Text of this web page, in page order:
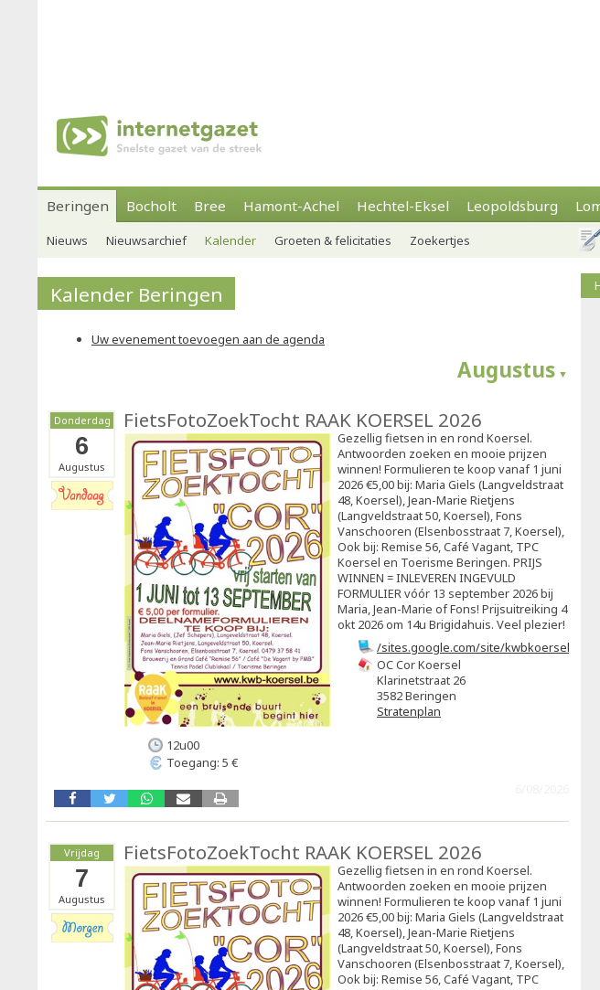
Beringen Bocholt Bree Hamont-Achel Hechtel-Eksel Leopoldsburg
Nieuws Nieuwsarchief Kalender Groeten & felicitaties Zoekertjes
Kalender Beringen
Uw evenement toevoegen aan de agenda
Augustus
Donderdag
6
Augustus
FietsFotoZoekTocht RAAK KOERSEL 2026
Gezellig fietsen in en rond Koersel.
Antwoorden zoeken en mooie prijzen
winnen! Formulieren te koop vanaf 1 juni
2026 €5,00 bij: Maria Giels (Langveldstraat
48, Koersel), Jean-Marie Rietjens
(Langveldstraat 50, Koersel), Fons
Vanschooren (Elsenbosstraat 7, Koersel),
Ook bij: Remise 56, Café Vagant, TPC
Koersel en Toerisme Beringen. PRIJS
WINNEN = INLEVEREN INGEVULD
FORMULIER vóór 13 september 2026 bij
Maria, Jean-Marie of Fons! Prijsuitreiking 4
okt 2026 om 14u Brigidahuis. Veel plezier!
/sites.google.com/site/kwbkoersel2/
OC Cor Koersel
Klarinetstraat 26
3582 Beringen
Stratenplan
12u00
Toegang: 5 €
Vrijdag
7
Augustus
FietsFotoZoekTocht RAAK KOERSEL 2026
Gezellig fietsen in en rond Koersel.
Antwoorden zoeken en mooie prijzen
winnen! Formulieren te koop vanaf 1 juni
2026 €5,00 bij: Maria Giels (Langveldstraat
48, Koersel), Jean-Marie Rietjens
(Langveldstraat 50, Koersel), Fons
Vanschooren (Elsenbosstraat 7, Koersel),
Ook bij: Remise 56, Café Vagant, TPC